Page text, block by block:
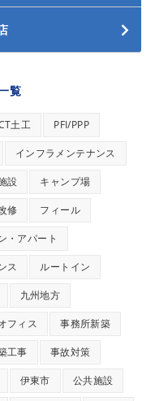
覧
土工 PFI/PPP
インフラメンテナンス
設 キャンプ場
修 フィール
・アパート
ス ルートイン
九州地方
フィス 事務所新築
工事 事故対策
伊東市 公共施設